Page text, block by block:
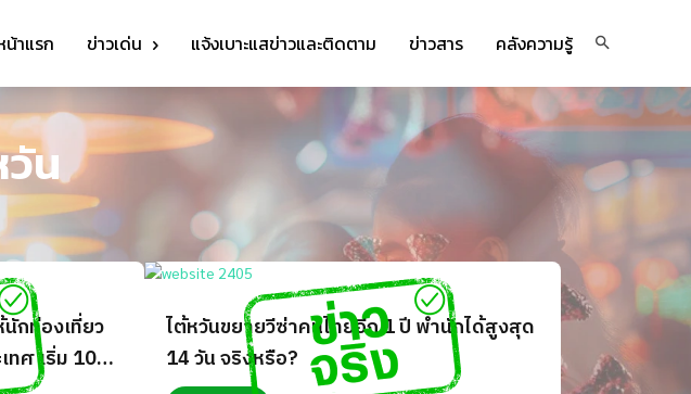
น้าแรก ข่าวเด่น แจ้งเบาะแสข่าวและติดตาม ข่าวสาร คลังความรู้
น
กท่องเที่ยว
ทศ เริ่ม 10
ไต้หวันขยายวีซ่าคนไทยอีก 1 ปี พำนักได้สูงสุด
14 วัน จริงหรือ?